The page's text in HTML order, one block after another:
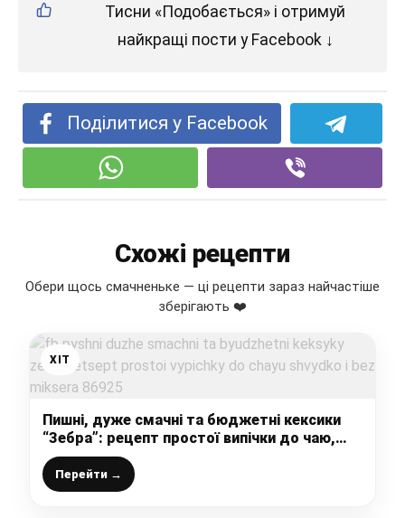
Тисни «Подобається» і отримуй
найкращі пости у Facebook ↓
Поділитися у Facebook
Схожі рецепти
Обери щось смачненьке — ці рецепти зараз найчастіше
зберігають ❤️
ХІТ
Пишні, дуже смачні та бюджетні кексики
“Зебра”: рецепт простої випічки до чаю,
швидко і без міксера
Перейти →